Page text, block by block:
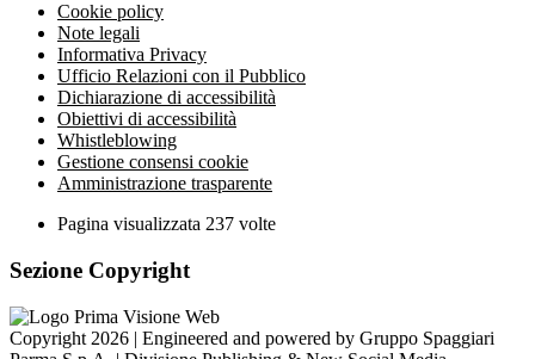
Cookie policy
Note legali
Informativa Privacy
Ufficio Relazioni con il Pubblico
Dichiarazione di accessibilità
Obiettivi di accessibilità
Whistleblowing
Gestione consensi cookie
Amministrazione trasparente
Pagina visualizzata 237 volte
Sezione Copyright
Copyright 2026 | Engineered and powered by Gruppo Spaggiari